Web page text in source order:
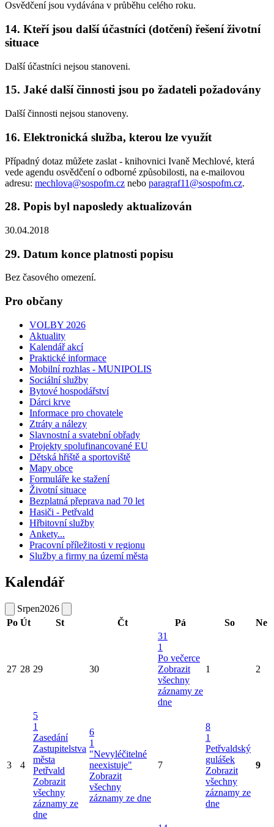
Osvědčení jsou vydávána v průběhu celého roku.
14. Kteří jsou další účastníci (dotčení) řešení životní
situace
Další účastníci nejsou stanoveni.
15. Jaké další činnosti jsou po žadateli požadovány
Další činnosti nejsou stanoveny.
16. Elektronická služba, kterou lze využít
Případný dotaz můžete zaslat - knihovnici Ivaně Mechlové, která
vede agendu osvědčení o odborné způsobilosti, na e-mailovou
adresu: mechlova@sospofm.cz nebo paragraf11@sospofm.cz.
28. Popis byl naposledy aktualizován
30.04.2018
29. Datum konce platnosti popisu
Bez časového omezení.
Pro občany
VOLBY 2026
Aktuality
Kalendář akcí
Praktické informace
Mobilní rozhlas - MUNIPOLIS
Sociální služby
Bytové hospodářství
Dárci krve
Informace pro chovatele
Ztráty a nálezy
Slavnostní a svatební obřady
Projekty spolufinancované EU
Dětská hřiště a sportoviště
Mapy obce
Formuláře ke stažení
Životní situace
Bezplatná přeprava nad 70 let
Hasiči - Petřvald
Hřbitovní služby
Ankety...
Pracovní příležitosti v regionu
Služby a firmy na území města
Kalendář
Srpen2026
Po Út St Čt Pá So Ne
27 28 29 30
31
1
Po večerce
Zobrazit
všechny
záznamy ze
dne
1 2
3 4
5
1
Zasedání
Zastupitelstva
města
Petřvald
Zobrazit
všechny
záznamy ze
dne
6
1
"Nevyléčitelné
neexistuje"
Zobrazit
všechny
záznamy ze dne
7
8
1
Petřvaldský
gulášek
Zobrazit
všechny
záznamy ze
dne
9